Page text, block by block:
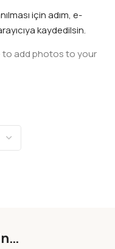
için adım, e-
kaydedilsin.
to add photos to your